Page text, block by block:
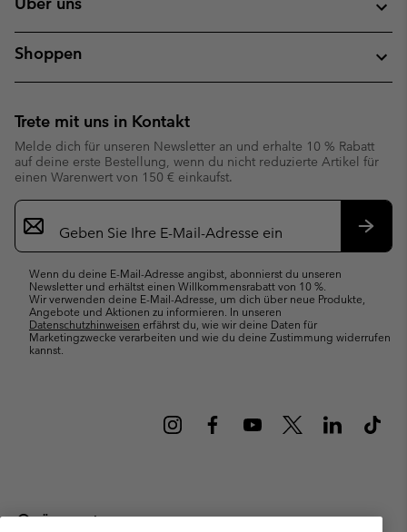
Shoppen
Trete mit uns in Kontakt
Melde dich für unseren Newsletter an und erhalte 10 % Rabatt
auf deine erste Bestellung, wenn du nicht reduzierte Artikel für
einen Warenwert von 150 € einkaufst.
Newsletter-
Anmeldung
Wenn du deine E-Mail-Adresse angibst, abonnierst du unseren
Newsletter und erhältst einen Willkommensrabatt von 10 %.
Wir verwenden deine E-Mail-Adresse, um dich über neue Produkte,
Angebote und Aktionen zu informieren. In unseren
Datenschutzhinweisen erfährst du, wie wir deine Daten für
Marketingzwecke verarbeiten und wie du deine Zustimmung widerrufen
kannst.
Österreich